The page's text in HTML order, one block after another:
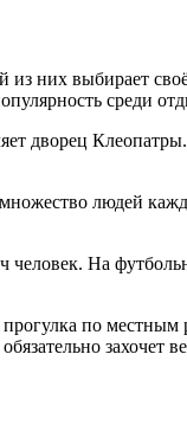
них выбирает
среди
дворец
людей
На
по
захочет